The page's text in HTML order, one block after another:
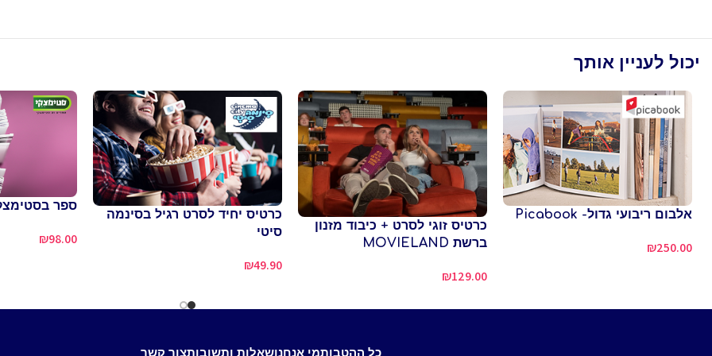
יכול לעניין אותך
אלבום ריבועי גדול- Picabook
₪250.00
כרטיס זוגי לסרט + כיבוד מזנון
ברשת MOVIELAND
₪129.00
כרטיס יחיד לסרט רגיל בסינמה
סיטי
₪49.90
ספר
₪98.00